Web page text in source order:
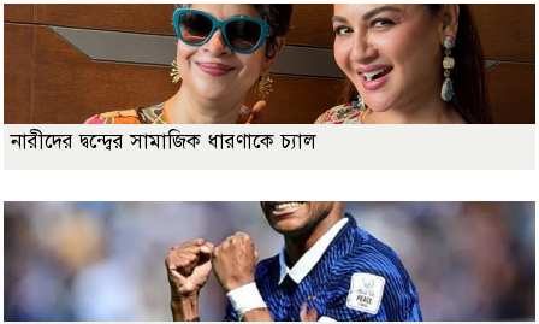
নারীদের দ্বন্দ্বের সামাজিক ধারণাকে চ্যাল